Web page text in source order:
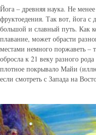
Йога – древняя наука. Не
фруктоедения. Так вот, йога
большой и славный путь. Как
плавание, может обрасти
местами немного поржаветь –
обросла к 21 веку разного
плотное покрывало Майи
если смотреть с Запада на